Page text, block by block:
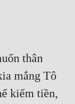
thân
mắng Tô
kiếm tiền,